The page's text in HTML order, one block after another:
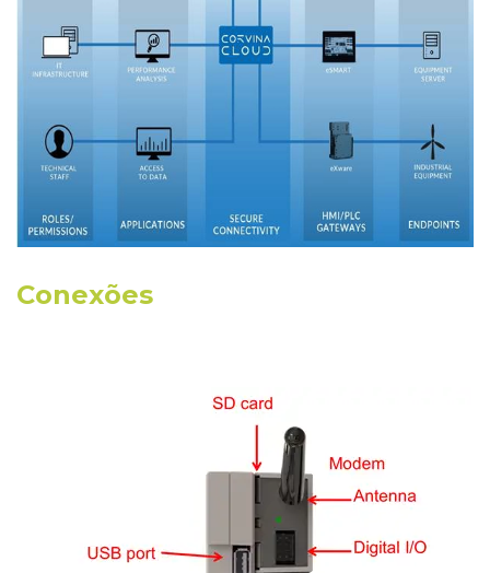
Conexões